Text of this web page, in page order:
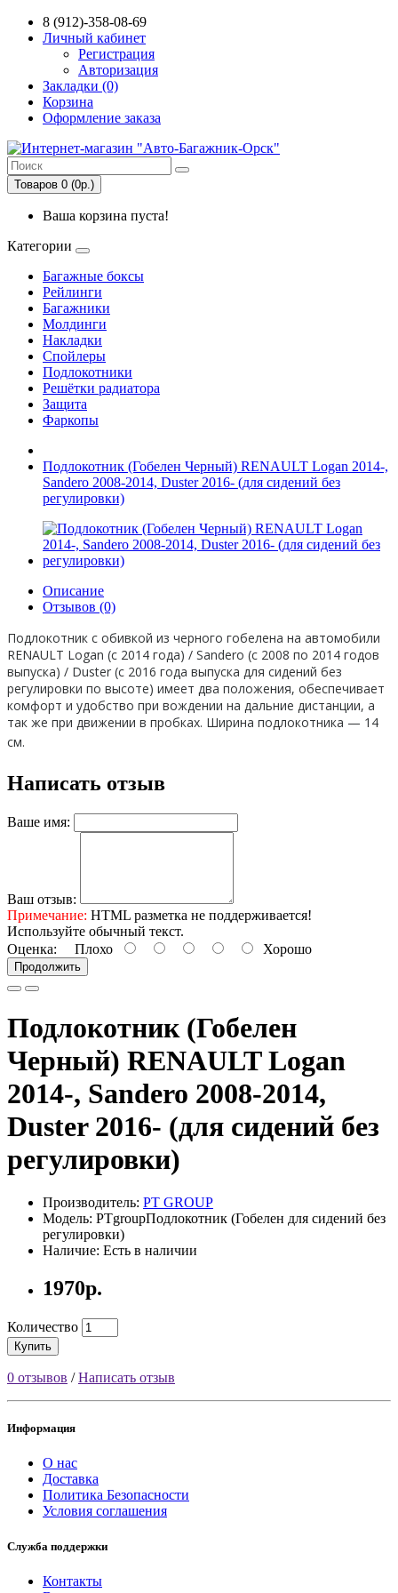
8 (912)-358-08-69
Личный кабинет
Регистрация
Авторизация
Закладки (0)
Корзина
Оформление заказа
Товаров 0 (0р.)
Ваша корзина пуста!
Категории
Багажные боксы
Рейлинги
Багажники
Молдинги
Накладки
Спойлеры
Подлокотники
Решётки радиатора
Защита
Фаркопы
Подлокотник (Гобелен Черный) RENAULT Logan 2014-,
Sandero 2008-2014, Duster 2016- (для сидений без
регулировки)
Описание
Отзывов (0)
Подлокотник с обивкой из черного гобелена на автомобили
RENAULT Logan (с 2014 года) / Sandero (с 2008 по 2014 годов
выпуска) / Duster (с 2016 года выпуска для сидений без
регулировки по высоте) имеет два положения, обеспечивает
комфорт и удобство при вождении на дальние дистанции, а
так же при движении в пробках. Ширина подлокотника — 14
см.
Написать отзыв
Ваше имя:
Ваш отзыв:
Примечание: HTML разметка не поддерживается!
Используйте обычный текст.
Оценка: Плохо Хорошо
Продолжить
Подлокотник (Гобелен
Черный) RENAULT Logan
2014-, Sandero 2008-2014,
Duster 2016- (для сидений без
регулировки)
Производитель: PT GROUP
Модель: PTgroupПодлокотник (Гобелен для сидений без
регулировки)
Наличие: Есть в наличии
1970р.
Количество
Купить
0 отзывов /Написать отзыв
Информация
О нас
Доставка
Политика Безопасности
Условия соглашения
Служба поддержки
Контакты